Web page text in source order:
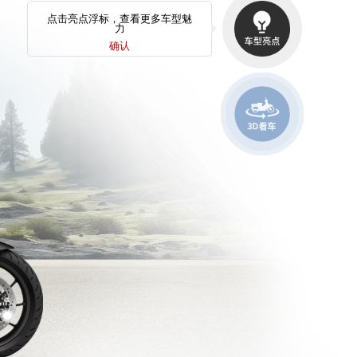
点击亮点浮标，查看更多车型魅
力
确认